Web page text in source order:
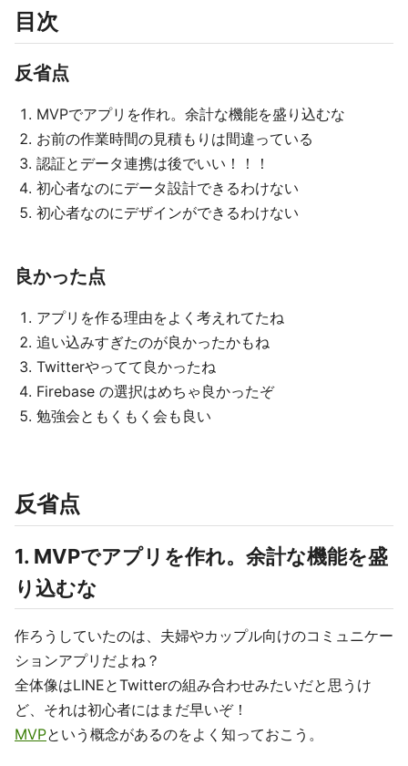
目次
反省点
MVPでアプリを作れ。余計な機能を盛り込むな
お前の作業時間の見積もりは間違っている
認証とデータ連携は後でいい！！！
初心者なのにデータ設計できるわけない
初心者なのにデザインができるわけない
良かった点
アプリを作る理由をよく考えれてたね
追い込みすぎたのが良かったかもね
Twitterやってて良かったね
Firebase の選択はめちゃ良かったぞ
勉強会ともくもく会も良い
反省点
1. MVPでアプリを作れ。余計な機能を盛
り込むな
作ろうしていたのは、夫婦やカップル向けのコミュニケー
ションアプリだよね？
全体像はLINEとTwitterの組み合わせみたいだと思うけ
ど、それは初心者にはまだ早いぞ！
MVPという概念があるのをよく知っておこう。